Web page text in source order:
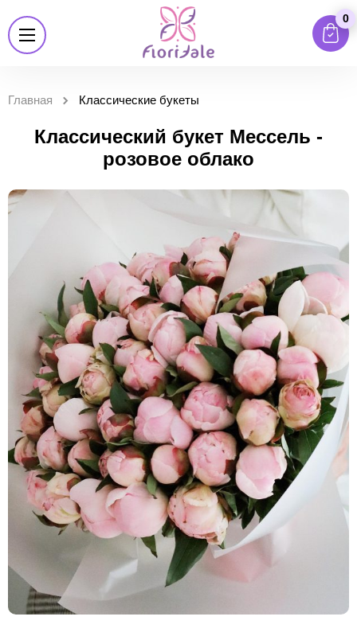
0
Главная Классические букеты
Классический букет Мессель -
розовое облако